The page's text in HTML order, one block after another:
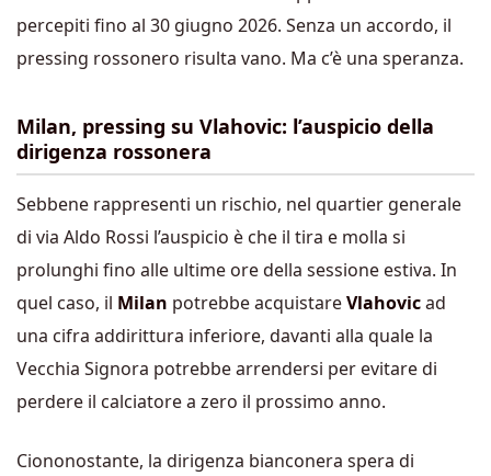
percepiti fino al 30 giugno 2026. Senza un accordo, il
pressing rossonero risulta vano. Ma c’è una speranza.
Milan, pressing su Vlahovic: l’auspicio della
dirigenza rossonera
Sebbene rappresenti un rischio, nel quartier generale
di via Aldo Rossi l’auspicio è che il tira e molla si
prolunghi fino alle ultime ore della sessione estiva. In
quel caso, il Milan potrebbe acquistareVlahovicad
una cifra addirittura inferiore, davanti alla quale la
Vecchia Signora potrebbe arrendersi per evitare di
perdere il calciatore a zero il prossimo anno.
Ciononostante, la dirigenza bianconera spera di